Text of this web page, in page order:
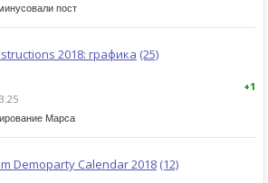
пост
2018: графика (25)
+1
Марса
Demoparty Calendar 2018 (12)